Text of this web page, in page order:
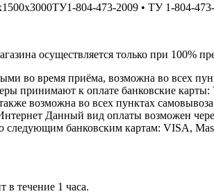
804-473-2009 • ТУ 1-804-473-
осуществляется только при
во время приёма, возможна во всех
принимают к оплате банковские
возможна во всех пунктах
Данный вид оплаты возможен
банковским картам: VISA,
в течение 1 часа.